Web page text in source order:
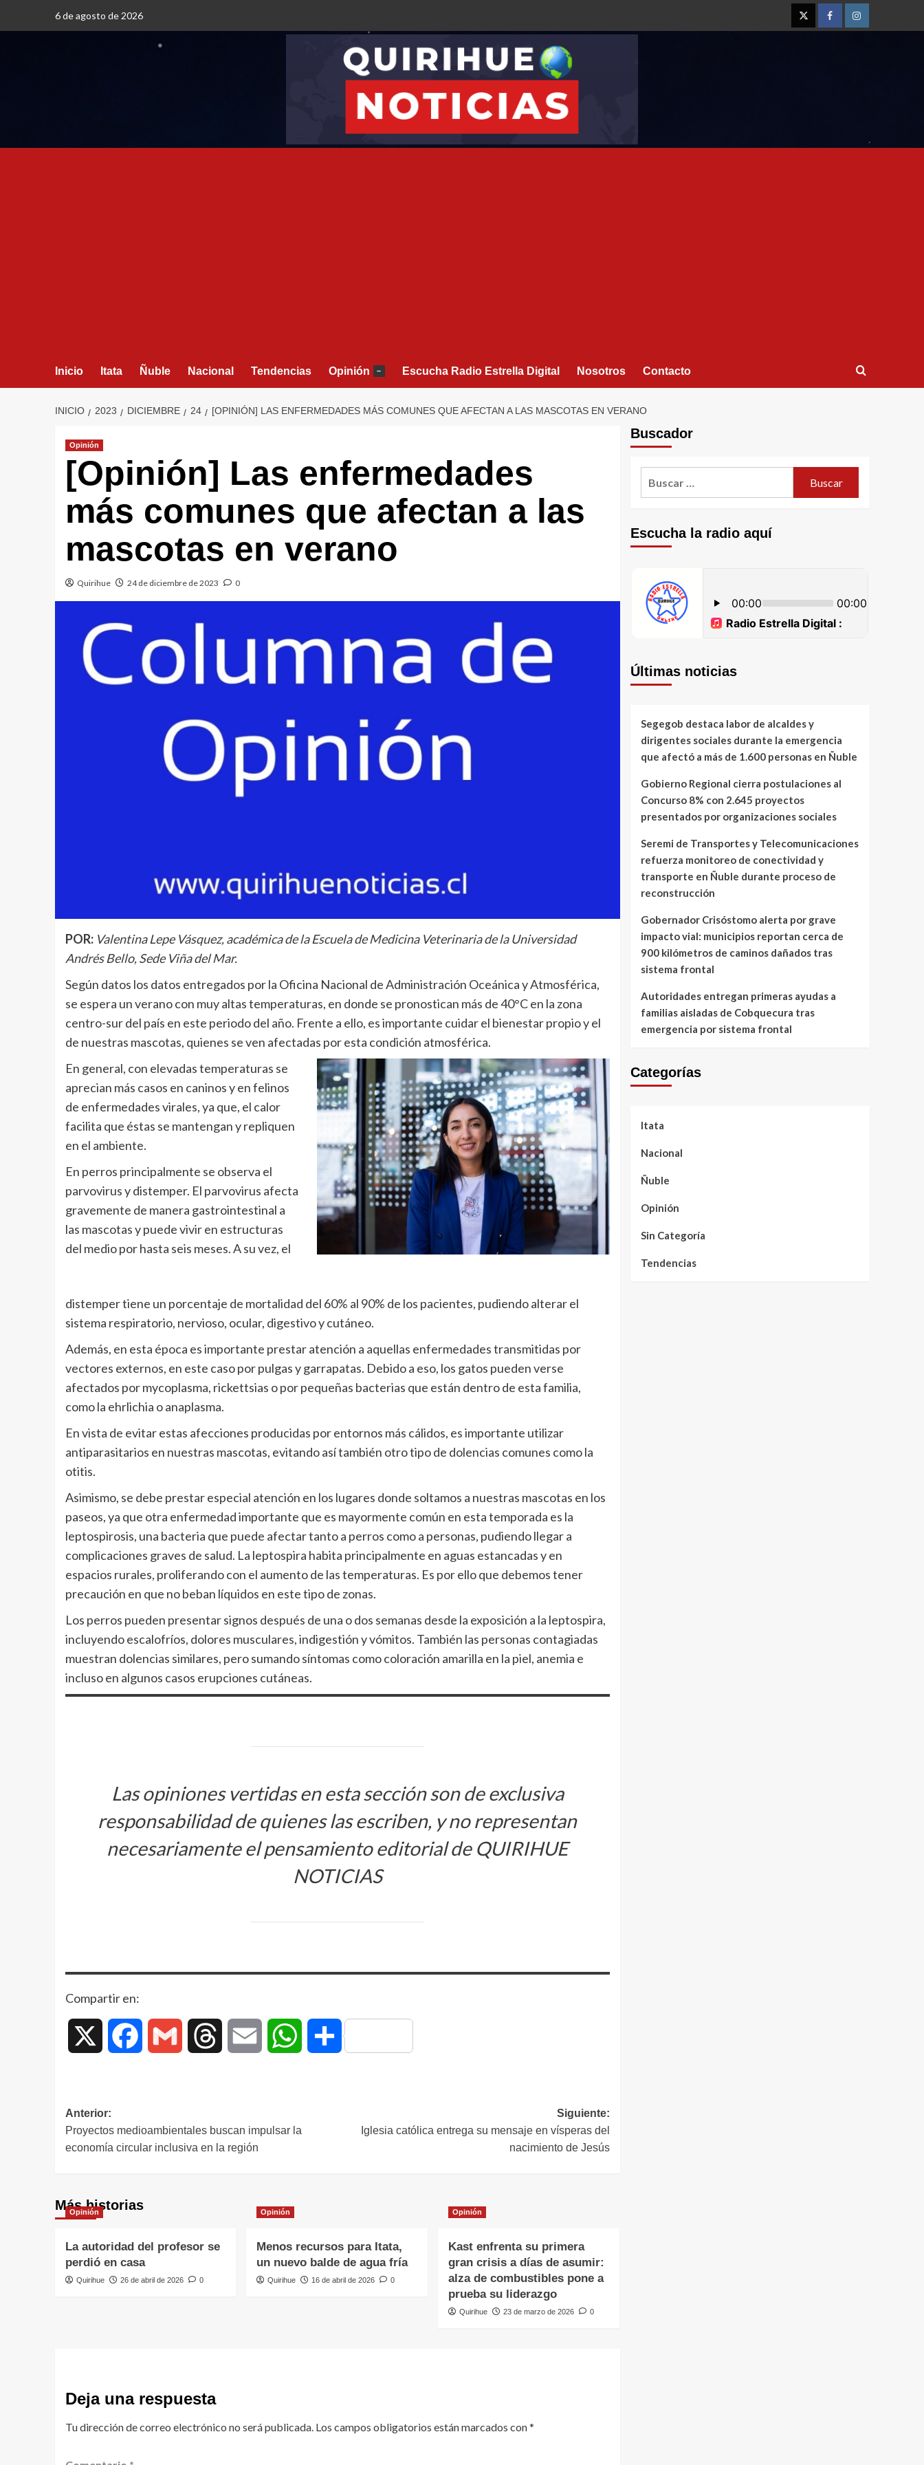
6 de agosto de 2026
Inicio Itata Ñuble Nacional Tendencias Opinión – Escucha Radio Estrella Digital Nosotros Contacto
INICIO 2023 DICIEMBRE 24 [OPINIÓN] LAS ENFERMEDADES MÁS COMUNES QUE AFECTAN A LAS MASCOTAS EN VERANO
Opinión
[Opinión] Las enfermedades
más comunes que afectan a las
mascotas en verano
Quirihue 24 de diciembre de 2023 0
POR: Valentina Lepe Vásquez, académica de la Escuela de Medicina Veterinaria de la Universidad
Andrés Bello, Sede Viña del Mar.
Según datos los datos entregados por la Oficina Nacional de Administración Oceánica y Atmosférica,
se espera un verano con muy altas temperaturas, en donde se pronostican más de 40°C en la zona
centro-sur del país en este periodo del año. Frente a ello, es importante cuidar el bienestar propio y el
de nuestras mascotas, quienes se ven afectadas por esta condición atmosférica.
En general, con elevadas temperaturas se
aprecian más casos en caninos y en felinos
de enfermedades virales, ya que, el calor
facilita que éstas se mantengan y repliquen
en el ambiente.
En perros principalmente se observa el
parvovirus y distemper. El parvovirus afecta
gravemente de manera gastrointestinal a
las mascotas y puede vivir en estructuras
del medio por hasta seis meses. A su vez, el
distemper tiene un porcentaje de mortalidad del 60% al 90% de los pacientes, pudiendo alterar el
sistema respiratorio, nervioso, ocular, digestivo y cutáneo.
Además, en esta época es importante prestar atención a aquellas enfermedades transmitidas por
vectores externos, en este caso por pulgas y garrapatas. Debido a eso, los gatos pueden verse
afectados por mycoplasma, rickettsias o por pequeñas bacterias que están dentro de esta familia,
como la ehrlichia o anaplasma.
En vista de evitar estas afecciones producidas por entornos más cálidos, es importante utilizar
antiparasitarios en nuestras mascotas, evitando así también otro tipo de dolencias comunes como la
otitis.
Asimismo, se debe prestar especial atención en los lugares donde soltamos a nuestras mascotas en los
paseos, ya que otra enfermedad importante que es mayormente común en esta temporada es la
leptospirosis, una bacteria que puede afectar tanto a perros como a personas, pudiendo llegar a
complicaciones graves de salud. La leptospira habita principalmente en aguas estancadas y en
espacios rurales, proliferando con el aumento de las temperaturas. Es por ello que debemos tener
precaución en que no beban líquidos en este tipo de zonas.
Los perros pueden presentar signos después de una o dos semanas desde la exposición a la leptospira,
incluyendo escalofríos, dolores musculares, indigestión y vómitos. También las personas contagiadas
muestran dolencias similares, pero sumando síntomas como coloración amarilla en la piel, anemia e
incluso en algunos casos erupciones cutáneas.
Las opiniones vertidas en esta sección son de exclusiva
responsabilidad de quienes las escriben, y no representan
necesariamente el pensamiento editorial de QUIRIHUE
NOTICIAS
Compartir en:
Facebook Gmail Threads Email WhatsAppCompartir
Anterior:
Proyectos medioambientales buscan impulsar la
economía circular inclusiva en la región
Siguiente:
Iglesia católica entrega su mensaje en vísperas del
nacimiento de Jesús
Más historias
Opinión
La autoridad del profesor se
perdió en casa
Quirihue 26 de abril de 2026 0
Opinión
Menos recursos para Itata,
un nuevo balde de agua fría
Quirihue 16 de abril de 2026 0
Opinión
Kast enfrenta su primera
gran crisis a días de asumir:
alza de combustibles pone a
prueba su liderazgo
Quirihue 23 de marzo de 2026 0
Deja una respuesta
Tu dirección de correo electrónico no será publicada. Los campos obligatorios están marcados con*
Buscador
Escucha la radio aquí
Últimas noticias
Segegob destaca labor de alcaldes y
dirigentes sociales durante la emergencia
que afectó a más de 1.600 personas en Ñuble
Gobierno Regional cierra postulaciones al
Concurso 8% con 2.645 proyectos
presentados por organizaciones sociales
Seremi de Transportes y Telecomunicaciones
refuerza monitoreo de conectividad y
transporte en Ñuble durante proceso de
reconstrucción
Gobernador Crisóstomo alerta por grave
impacto vial: municipios reportan cerca de
900 kilómetros de caminos dañados tras
sistema frontal
Autoridades entregan primeras ayudas a
familias aisladas de Cobquecura tras
emergencia por sistema frontal
Categorías
Itata
Nacional
Ñuble
Opinión
Sin Categoría
Tendencias